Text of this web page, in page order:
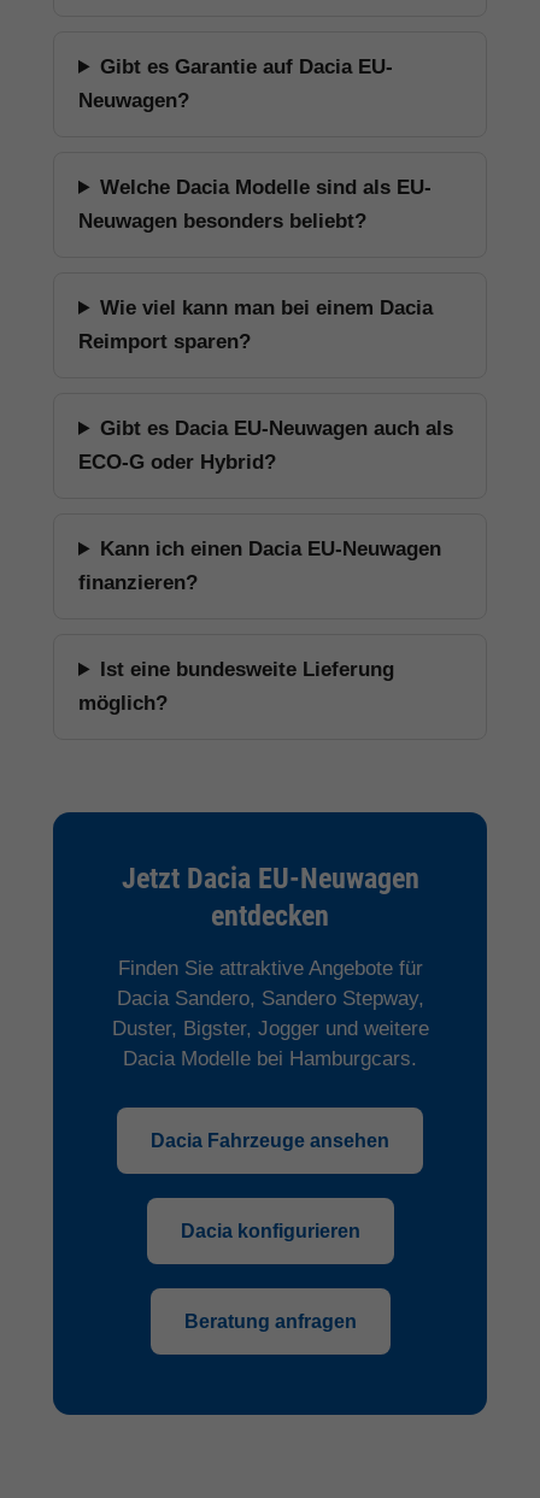
Gibt es Garantie auf Dacia EU-
Neuwagen?
Welche Dacia Modelle sind als EU-
Neuwagen besonders beliebt?
Wie viel kann man bei einem Dacia
Reimport sparen?
Gibt es Dacia EU-Neuwagen auch als
ECO-G oder Hybrid?
Kann ich einen Dacia EU-Neuwagen
finanzieren?
Ist eine bundesweite Lieferung
möglich?
Jetzt Dacia EU-Neuwagen
entdecken
Finden Sie attraktive Angebote für
Dacia Sandero, Sandero Stepway,
Duster, Bigster, Jogger und weitere
Dacia Modelle bei Hamburgcars.
Dacia Fahrzeuge ansehen
Dacia konfigurieren
Beratung anfragen